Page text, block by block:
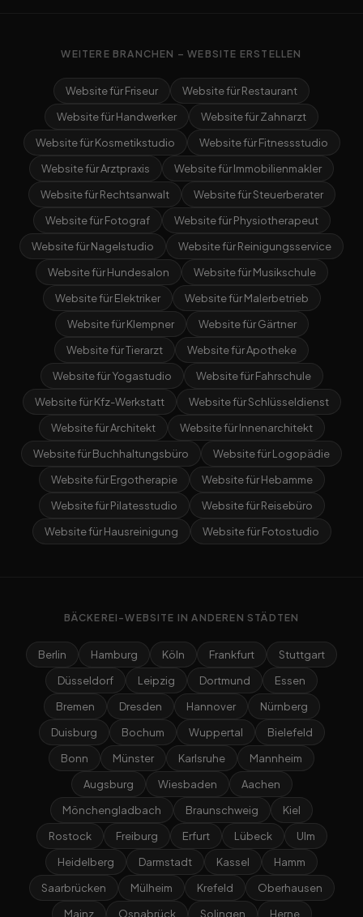
WEITERE BRANCHEN – WEBSITE ERSTELLEN
Website für Friseur
Website für Restaurant
Website für Handwerker
Website für Zahnarzt
Website für Kosmetikstudio
Website für Fitnessstudio
Website für Arztpraxis
Website für Immobilienmakler
Website für Rechtsanwalt
Website für Steuerberater
Website für Fotograf
Website für Physiotherapeut
Website für Nagelstudio
Website für Reinigungsservice
Website für Hundesalon
Website für Musikschule
Website für Elektriker
Website für Malerbetrieb
Website für Klempner
Website für Gärtner
Website für Tierarzt
Website für Apotheke
Website für Yogastudio
Website für Fahrschule
Website für Kfz-Werkstatt
Website für Schlüsseldienst
Website für Architekt
Website für Innenarchitekt
Website für Buchhaltungsbüro
Website für Logopädie
Website für Ergotherapie
Website für Hebamme
Website für Pilatesstudio
Website für Reisebüro
Website für Hausreinigung
Website für Fotostudio
BÄCKEREI-WEBSITE IN ANDEREN STÄDTEN
Berlin Hamburg Köln Frankfurt
Stuttgart
Düsseldorf
Leipzig Dortmund
Essen
Bremen
Dresden Hannover
Nürnberg
Duisburg
Bochum Wuppertal
Bielefeld
Bonn
Münster Karlsruhe
Mannheim
Augsburg
Wiesbaden
Aachen
Mönchengladbach
Braunschweig
Kiel
Rostock
Freiburg Erfurt Lübeck
Ulm
Heidelberg
Darmstadt Kassel
Hamm
Saarbrücken
Mülheim Krefeld
Oberhausen
Mainz
Osnabrück Solingen Herne